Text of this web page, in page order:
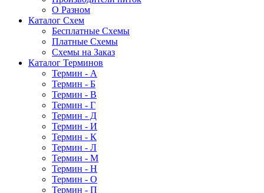
О Разном
Каталог Схем
Бесплатные Схемы
Платные Схемы
Схемы на Заказ
Каталог Терминов
Термин - А
Термин - Б
Термин - В
Термин - Г
Термин - Д
Термин - И
Термин - К
Термин - Л
Термин - М
Термин - Н
Термин - О
Термин - П